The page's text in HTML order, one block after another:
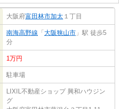
大阪府富田林市加太 １丁目
南海高野線 「 大阪狭山市 」駅 徒歩5
分
1万円
駐車場
LIXIL不動産ショップ 興和ハウジン
グ